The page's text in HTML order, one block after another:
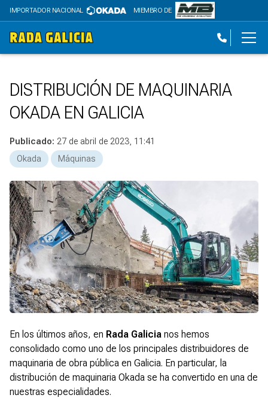
IMPORTADOR NACIONAL MIEMBRO DE
DISTRIBUCIÓN DE MAQUINARIA
OKADA EN GALICIA
Publicado: 27 de abril de 2023, 11:41
Okada
Máquinas
En los últimos años, en Rada Galicia nos hemos
consolidado como uno de los principales distribuidores de
maquinaria de obra pública en Galicia. En particular, la
distribución de maquinaria Okada se ha convertido en una de
nuestras especialidades.